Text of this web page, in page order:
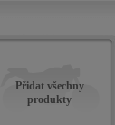
Přidat všechny
produkty